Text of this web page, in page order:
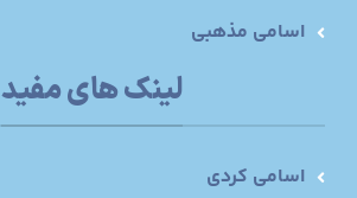
اسامی مذهبی
لینک های مفید
اسامی کردی